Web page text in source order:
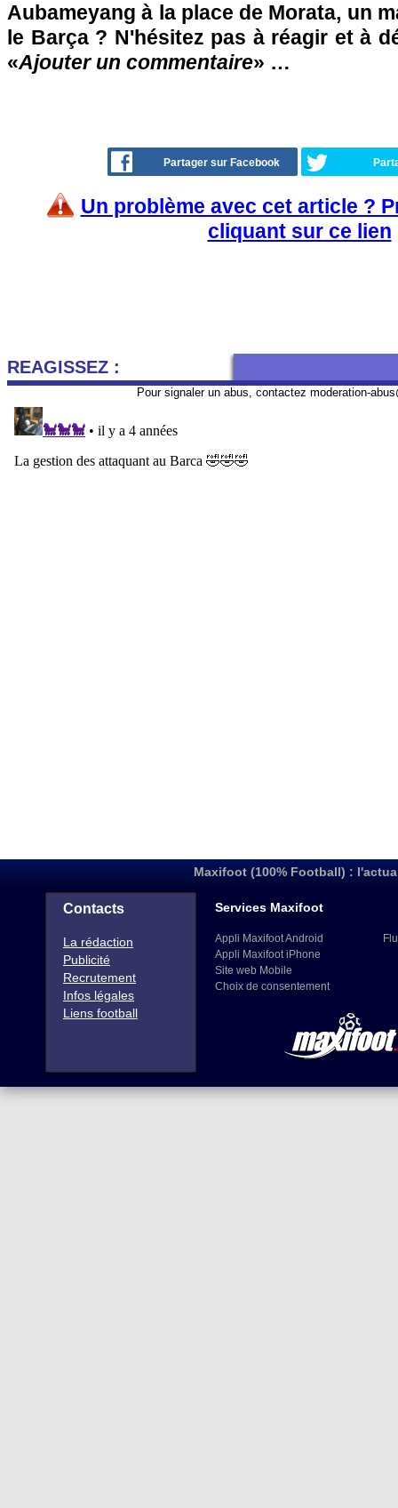
Aubameyang à la place de Morata, un
le Barça ? N'hésitez pas à réagir et à
«Ajouter un commentaire» …
Partager sur Facebook
Un problème avec cet article ?
cliquant sur ce lien
REAGISSEZ :
Pour signaler un abus, contactez moderation-
Maxifoot (100% Football) :
Contacts
La rédaction
Publicité
Recrutement
Infos légales
Liens football
Services Maxifoot
Appli Maxifoot Android
Appli Maxifoot iPhone
Site web Mobile
Choix de consentement